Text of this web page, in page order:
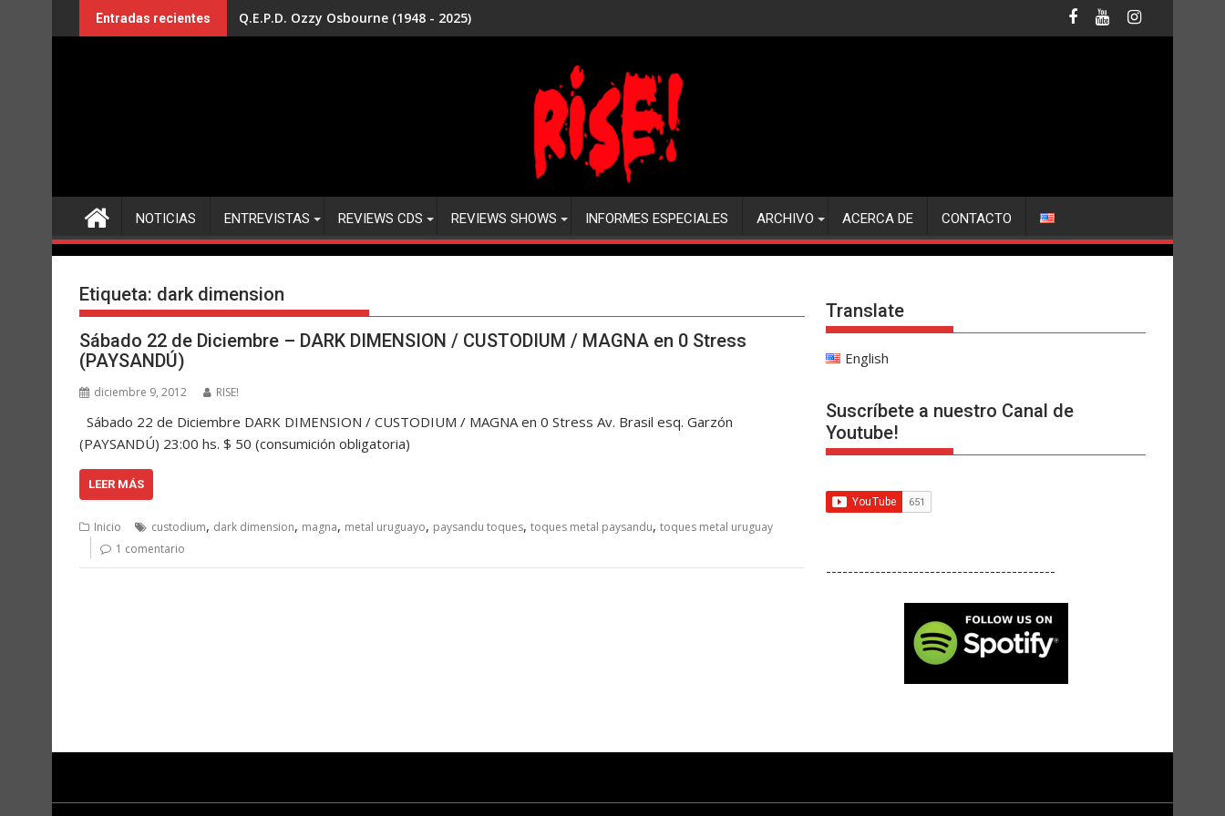
al
Entradas recientes Q.E.P.D. Ozzy Osbourne (1948 - 2025)
NOTICIAS ENTREVISTAS REVIEWS CDS REVIEWS SHOWS INFORMES ESPECIALES ARCHIVO ACERCA DE CONTACTO
Etiqueta: dark dimension
Sábado 22 de Diciembre – DARK DIMENSION / CUSTODIUM / MAGNA en 0 Stress
(PAYSANDÚ)
diciembre 9, 2012 RISE!
Sábado 22 de Diciembre DARK DIMENSION / CUSTODIUM / MAGNA en 0 Stress Av. Brasil esq. Garzón
(PAYSANDÚ) 23:00 hs. $ 50 (consumición obligatoria)
LEER MÁS
Inicio custodium, dark dimension, magna, metal uruguayo, paysandu toques, toques metal paysandu, toques metal uruguay
1 comentario
Translate
English
Suscríbete a nuestro Canal de
Youtube!
------------------------------------------